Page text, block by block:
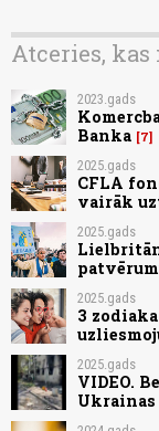
Atceries, kas
2023.gads
Banka 7
2025.gads
CFLA
vairāk
2025.gads
2025.gads
3
2025.gads
VIDEO.